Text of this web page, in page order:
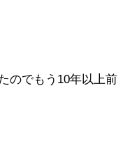
のでもう10年以上前